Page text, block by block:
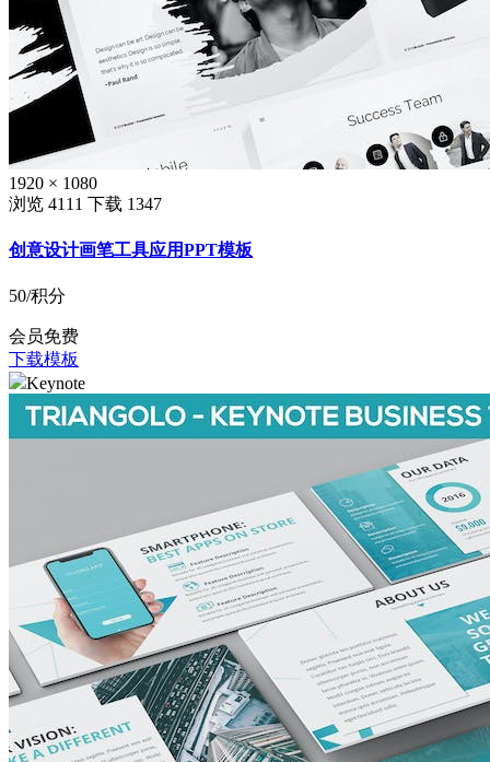
1920 × 1080
浏览 4111 下载 1347
创意设计画笔工具应用PPT模板
50/积分
会员免费
下载模板
Keynote